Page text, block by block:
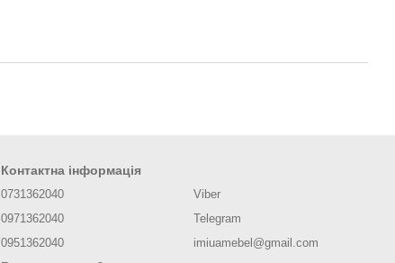
Контактна інформація
0731362040
0971362040
0951362040
Viber
Telegram
imiuamebel@gmail.com